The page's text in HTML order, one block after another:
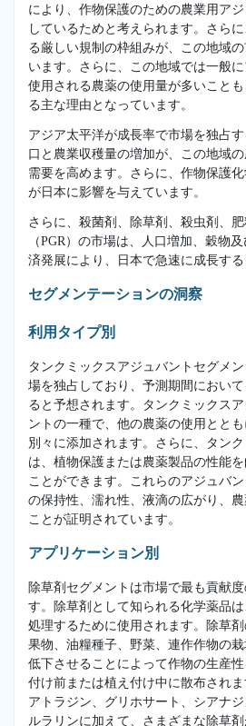
により、作物保護のための農業用ア
しているためと考えられます。さら
る厳しい規制の枠組みが、この地域
います。さらに、この地域では一般
使用される農薬の使用量が多いこと
る主な理由となっています。
アジア太平洋が成長率で市場を独占
口と農業収穫量の増加が、この地域
需要を高めます。さらに、作物保護
が日本に影響を与えています。
さらに、殺菌剤、除草剤、殺虫剤、
（PGR）の市場は、人口増加、穀物
済発展により、日本で急速に成長する
セグメンテーションの洞察
利用タイプ別
タンクミックスアジュバントセグメ
場を独占しており、予測期間におい
ると予想されます。タンクミックス
ントの一種で、他の農薬の使用とと
別々に添加されます。さらに、タン
は、植物保護または農薬製品の性能
ことができます。これらのアジュバ
の保持性、濡れ性、液滴の広がり、
ことが証明されています。
アプリケーション別
除草剤セグメントは市場で最も貢献
す。除草剤として知られる化学薬品
処理するために使用されます。除草剤
果物、油糧種子、野菜、連作作物の
低下させることによって作物の生産
付け前または植え付け中に散布されま
アトラジン、グリホサート、シアナ
ルラリンに加えて、さまざまな除草剤